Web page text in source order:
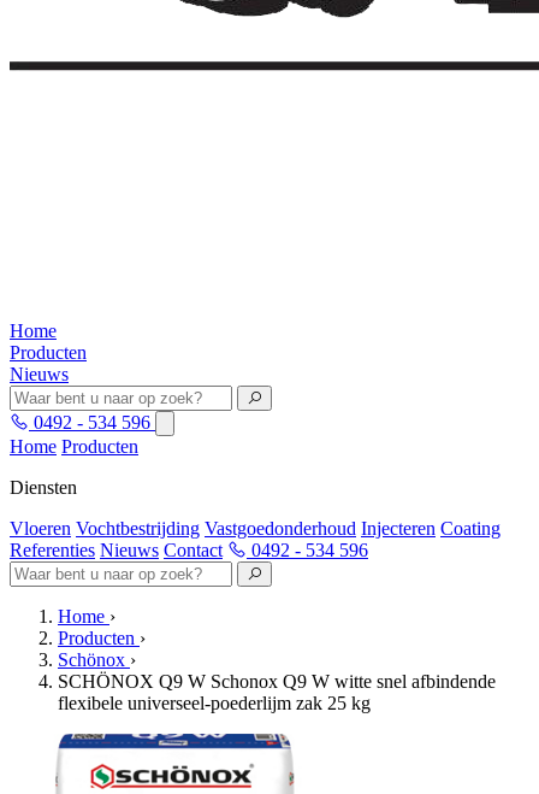
Home
Producten
Nieuws
0492 - 534 596
Home Producten
Diensten
Vloeren Vochtbestrijding Vastgoedonderhoud Injecteren Coating
Referenties Nieuws Contact 0492 - 534 596
Home ›
Producten ›
Schönox ›
SCHÖNOX Q9 W Schonox Q9 W witte snel afbindende
flexibele universeel-poederlijm zak 25 kg